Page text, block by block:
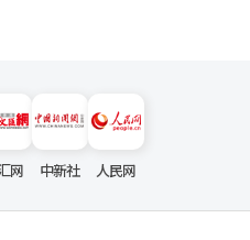
网 中新社 人民网